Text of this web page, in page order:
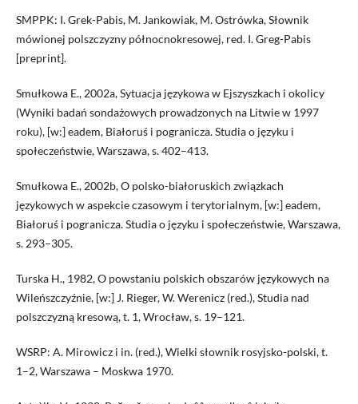
SMPPK: I. Grek-Pabis, M. Jankowiak, M. Ostrówka, Słownik
mówionej polszczyzny północnokresowej, red. I. Greg-Pabis
[preprint].
Smułkowa E., 2002a, Sytuacja językowa w Ejszyszkach i okolicy
(Wyniki badań sondażowych prowadzonych na Litwie w 1997
roku), [w:] eadem, Białoruś i pogranicza. Studia o języku i
społeczeństwie, Warszawa, s. 402–413.
Smułkowa E., 2002b, O polsko-białoruskich związkach
językowych w aspekcie czasowym i terytorialnym, [w:] eadem,
Białoruś i pogranicza. Studia o języku i społeczeństwie, Warszawa,
s. 293–305.
Turska H., 1982, O powstaniu polskich obszarów językowych na
Wileńszczyźnie, [w:] J. Rieger, W. Werenicz (red.), Studia nad
polszczyzną kresową, t. 1, Wrocław, s. 19–121.
WSRP: A. Mirowicz i in. (red.), Wielki słownik rosyjsko-polski, t.
1–2, Warszawa – Moskwa 1970.